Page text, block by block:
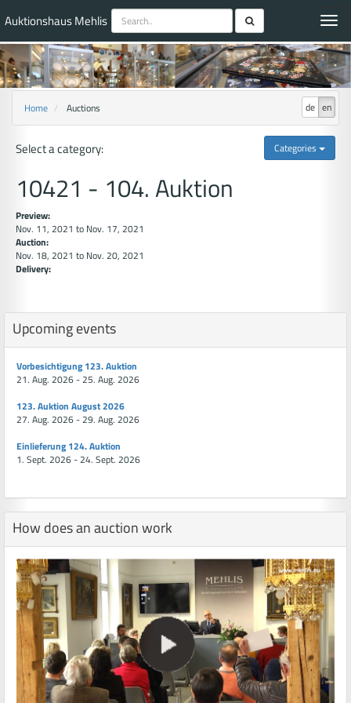
Auktionshaus Mehlis
de en
Home Auctions
Categories
Select a category:
10421 - 104. Auktion
Preview:
Nov. 11, 2021 to Nov. 17, 2021
Auction:
Nov. 18, 2021 to Nov. 20, 2021
Delivery:
Upcoming events
Vorbesichtigung 123. Auktion
21. Aug. 2026 - 25. Aug. 2026
123. Auktion August 2026
27. Aug. 2026 - 29. Aug. 2026
Einlieferung 124. Auktion
1. Sept. 2026 - 24. Sept. 2026
How does an auction work